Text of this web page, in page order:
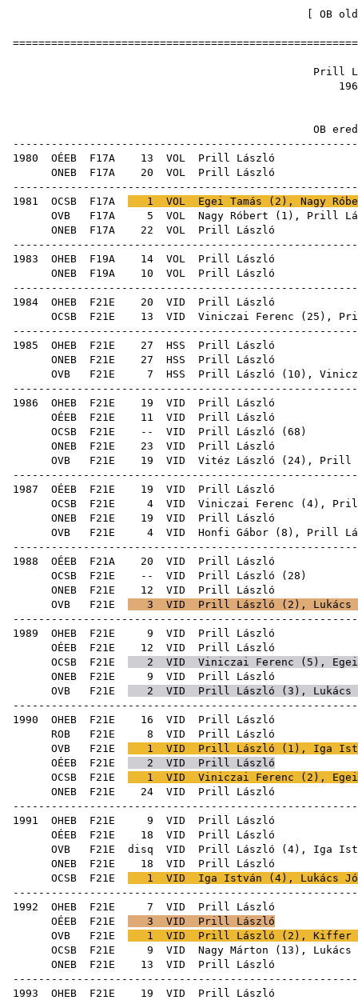
OB
Prill
OB
1980 OÉEB F17A 13 VOL
ONEB F17A 20 VOL
1981 OCSB F17A 1 VOL Egei Tamás ( 2 ), Nagy
OVB F17A 5 VOL Nagy Róbert ( 1 ), Prill
ONEB F17A 22 VOL
1983 OHEB F19A 14 VOL
ONEB F19A 10 VOL
1984 OHEB F21E 20 VID
OCSB F21E 13 VID Viniczai Ferenc ( 25 ),
1985 OHEB F21E 27 HSS
ONEB F21E 27 HSS
OVB F21E 7 HSS Prill László ( 10 ),
1986 OHEB F21E 19 VID
OÉEB F21E 11 VID
OCSB F21E -- VID Prill László ( 68
ONEB F21E 23 VID
OVB F21E 19 VID Vitéz László ( 24), Prill
1987 OÉEB F21E 19 VID
OCSB F21E 4 VID Viniczai Ferenc ( 4),
ONEB F21E 19 VID
OVB F21E 4 VID Honfi Gábor ( 8 ), Prill
1988 OÉEB F21A 20 VID
OCSB F21E -- VID Prill László ( 28
ONEB F21E 12 VID
OVB F21E 3 VID Prill László ( 2 ), Lukács
1989 OHEB F21E 9 VID
OÉEB F21E 12 VID
OCSB F21E 2 VID Viniczai Ferenc ( 5 ),
ONEB F21E 9 VID
OVB F21E 2 VID Prill László ( 3 ), Lukács
1990 OHEB F21E 16 VID
ROB F21E 8 VID
OVB F21E 1 VID Prill László ( 1 ), Iga
OÉEB F21E 2 VID Prill László
OCSB F21E 1 VID Viniczai Ferenc ( 2 ),
ONEB F21E 24 VID
1991 OHEB F21E 9 VID
OÉEB F21E 18 VID
OVB F21E disq VID Prill László ( 4), Iga
ONEB F21E 18 VID
OCSB F21E 1 VID Iga István ( 4), Lukács
1992 OHEB F21E 7 VID
OÉEB F21E 3 VID Prill László
OVB F21E 1 VID Prill László ( 2 ), Kiffer
OCSB F21E 9 VID Nagy Márton ( 13 ), Lukács
ONEB F21E 13 VID
1993 OHEB F21E 19 VID